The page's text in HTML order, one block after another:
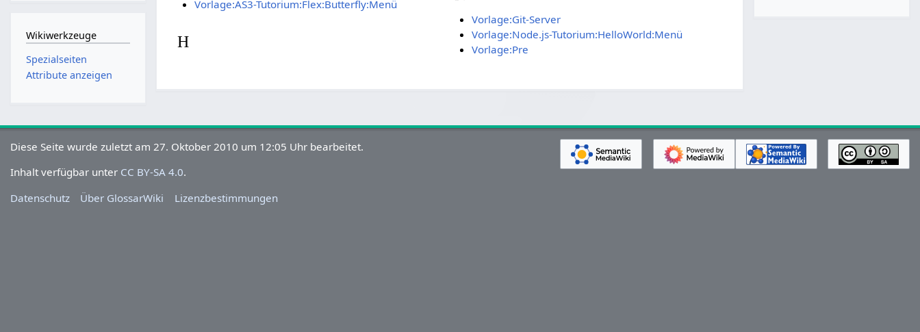
Vorlage:AS3-Tutorium:Flex:Butterfly:Menü
H
Vorlage:Git-Server
Vorlage:Node.js-Tutorium:HelloWorld:Menü
Vorlage:Pre
Wikiwerkzeuge
Spezialseiten
Attribute anzeigen
Diese Seite wurde zuletzt am 27. Oktober 2010 um 12:05 Uhr bearbeitet.
Inhalt verfügbar unter CC BY-SA 4.0.
Datenschutz
Über GlossarWiki Lizenzbestimmungen